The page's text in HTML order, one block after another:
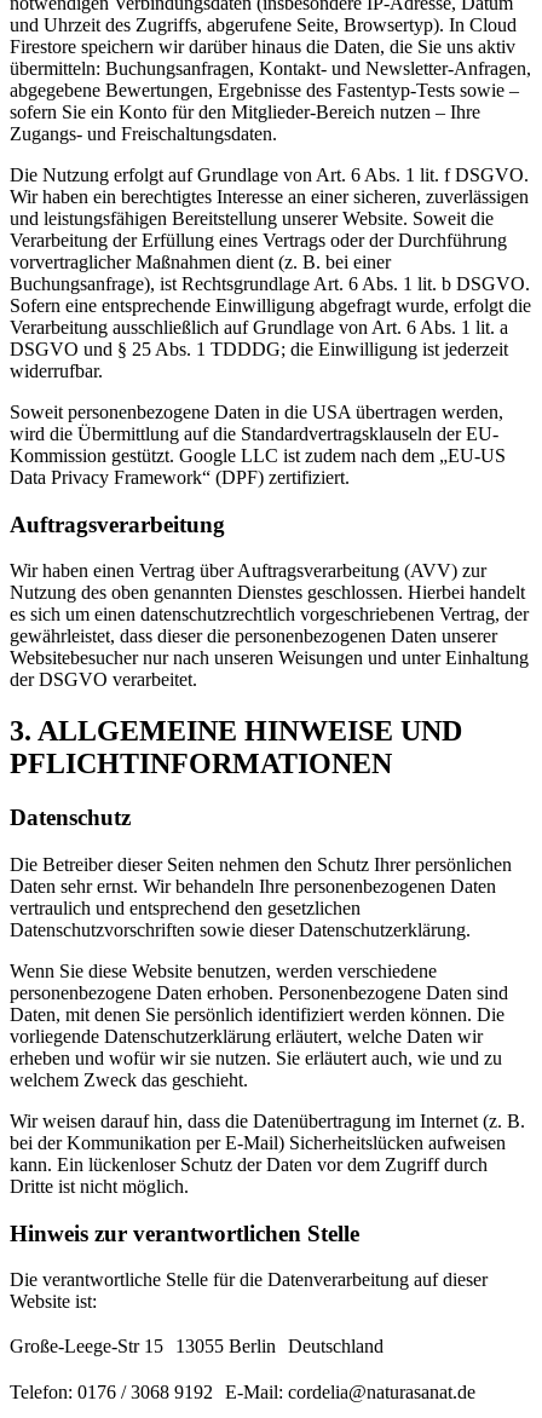
und Uhrzeit des Zugriffs, abgerufene Seite, Browsertyp). In Cloud
Firestore speichern wir darüber hinaus die Daten, die Sie uns aktiv
übermitteln: Buchungsanfragen, Kontakt- und Newsletter-Anfragen,
abgegebene Bewertungen, Ergebnisse des Fastentyp-Tests sowie –
sofern Sie ein Konto für den Mitglieder-Bereich nutzen – Ihre
Zugangs- und Freischaltungsdaten.
Die Nutzung erfolgt auf Grundlage von Art. 6 Abs. 1 lit. f DSGVO.
Wir haben ein berechtigtes Interesse an einer sicheren, zuverlässigen
und leistungsfähigen Bereitstellung unserer Website. Soweit die
Verarbeitung der Erfüllung eines Vertrags oder der Durchführung
vorvertraglicher Maßnahmen dient (z. B. bei einer
Buchungsanfrage), ist Rechtsgrundlage Art. 6 Abs. 1 lit. b DSGVO.
Sofern eine entsprechende Einwilligung abgefragt wurde, erfolgt die
Verarbeitung ausschließlich auf Grundlage von Art. 6 Abs. 1 lit. a
DSGVO und § 25 Abs. 1 TDDDG; die Einwilligung ist jederzeit
widerrufbar.
Soweit personenbezogene Daten in die USA übertragen werden,
wird die Übermittlung auf die Standardvertragsklauseln der EU-
Kommission gestützt. Google LLC ist zudem nach dem „EU-US
Data Privacy Framework“ (DPF) zertifiziert.
Auftragsverarbeitung
Wir haben einen Vertrag über Auftragsverarbeitung (AVV) zur
Nutzung des oben genannten Dienstes geschlossen. Hierbei handelt
es sich um einen datenschutzrechtlich vorgeschriebenen Vertrag, der
gewährleistet, dass dieser die personenbezogenen Daten unserer
Websitebesucher nur nach unseren Weisungen und unter Einhaltung
der DSGVO verarbeitet.
3. ALLGEMEINE HINWEISE UND
PFLICHT­INFORMATIONEN
Datenschutz
Die Betreiber dieser Seiten nehmen den Schutz Ihrer persönlichen
Daten sehr ernst. Wir behandeln Ihre personenbezogenen Daten
vertraulich und entsprechend den gesetzlichen
Datenschutzvorschriften sowie dieser Datenschutzerklärung.
Wenn Sie diese Website benutzen, werden verschiedene
personenbezogene Daten erhoben. Personenbezogene Daten sind
Daten, mit denen Sie persönlich identifiziert werden können. Die
vorliegende Datenschutzerklärung erläutert, welche Daten wir
erheben und wofür wir sie nutzen. Sie erläutert auch, wie und zu
welchem Zweck das geschieht.
Wir weisen darauf hin, dass die Datenübertragung im Internet (z. B.
bei der Kommunikation per E-Mail) Sicherheitslücken aufweisen
kann. Ein lückenloser Schutz der Daten vor dem Zugriff durch
Dritte ist nicht möglich.
Hinweis zur verantwortlichen Stelle
Die verantwortliche Stelle für die Datenverarbeitung auf dieser
Website ist:
Große-Leege-Str 15 13055 Berlin Deutschland
Telefon: 0176 / 3068 9192 E-Mail: cordelia@naturasanat.de